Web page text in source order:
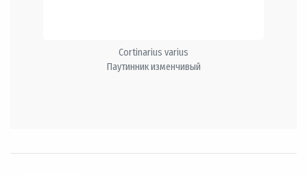
Cortinarius varius
Паутинник изменчивый